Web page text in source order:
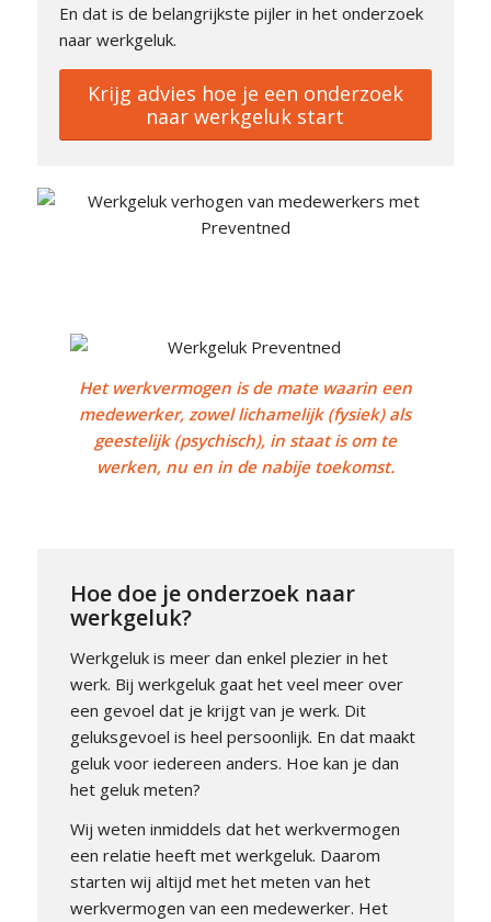
En dat is de belangrijkste pijler in het onderzoek
naar werkgeluk.
Krijg advies hoe je een onderzoek
naar werkgeluk start
Het werkvermogen is de mate waarin een
medewerker, zowel lichamelijk (fysiek) als
geestelijk (psychisch), in staat is om te
werken, nu en in de nabije toekomst.
Hoe doe je onderzoek naar
werkgeluk?
Werkgeluk is meer dan enkel plezier in het
werk. Bij werkgeluk gaat het veel meer over
een gevoel dat je krijgt van je werk. Dit
geluksgevoel is heel persoonlijk. En dat maakt
geluk voor iedereen anders. Hoe kan je dan
het geluk meten?
Wij weten inmiddels dat het werkvermogen
een relatie heeft met werkgeluk. Daarom
starten wij altijd met het meten van het
werkvermogen van een medewerker. Het